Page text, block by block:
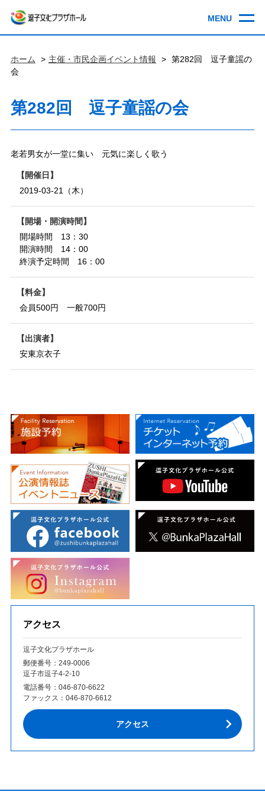
ホーム 主催・市民企画イベント情報
第282回 逗子童謡の
会
第282回 逗子童謡の会
老若男女が一堂に集い 元気に楽しく歌う
開催日
2019-03-21（木）
開場・開演時間
開場時間 13：30
開演時間 14：00
終演予定時間 16：00
料金
会員500円 一般700円
出演者
安東京衣子
アクセス
逗子文化プラザホール
郵便番号：249‐0006
逗子市逗子4-2-10
電話番号： 046-870-6622
ファックス： 046-870-6612
アクセス